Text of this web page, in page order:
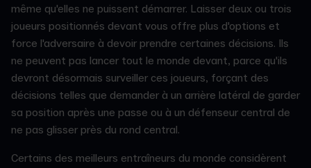
même qu'elles ne puissent démarrer. Laisser deux ou trois
joueurs positionnés devant vous offre plus d'options et
force l'adversaire à devoir prendre certaines décisions. Ils
ne peuvent pas lancer tout le monde devant, parce qu'ils
devront désormais surveiller ces joueurs, forçant des
décisions telles que demander à un arrière latéral de garder
sa position après une passe ou à un défenseur central de
ne pas glisser près du rond central.
Certains des meilleurs entraîneurs du monde considèrent